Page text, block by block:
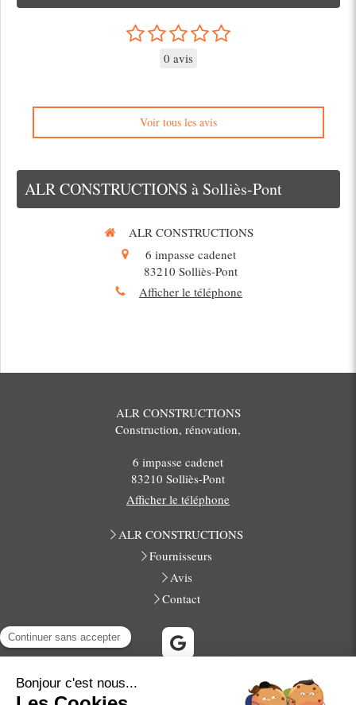
0 avis
Voir tous les avis
ALR CONSTRUCTIONS à Solliès-Pont
ALR CONSTRUCTIONS
6 impasse cadenet
83210 Solliès-Pont
Afficher le téléphone
ALR CONSTRUCTIONS
Construction, rénovation,
6 impasse cadenet
83210 Solliès-Pont
Afficher le téléphone
ALR CONSTRUCTIONS
Fournisseurs
Avis
Contact
La Farlède, Solliès-Toucas, La Crau, Cuers, La Garde, Pierrefeu-
du-Var, La Valette-du-Var, Hyères, Le Pradet, Carqueiranne,